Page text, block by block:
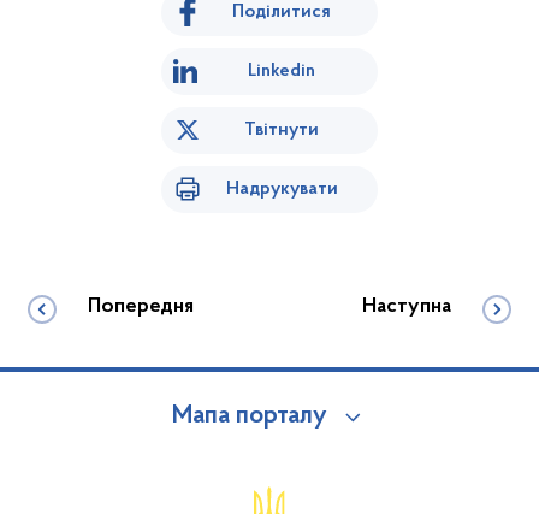
Поділитися
Linkedin
Твітнути
Надрукувати
Попередня Наступна
Мапа порталу